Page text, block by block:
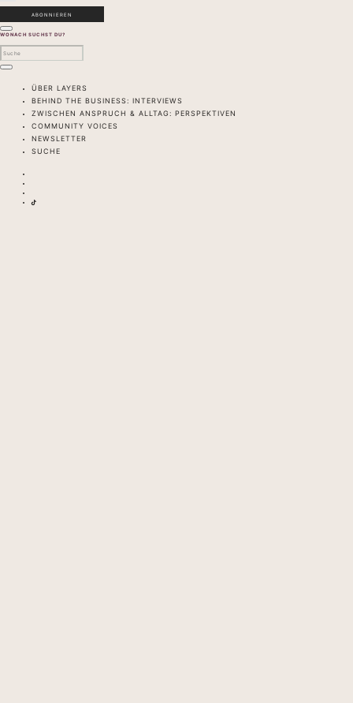
WONACH SUCHST DU?
ÜBER LAYERS
BEHIND THE BUSINESS: INTERVIEWS
ZWISCHEN ANSPRUCH & ALLTAG: PERSPEKTIVEN
COMMUNITY VOICES
NEWSLETTER
SUCHE